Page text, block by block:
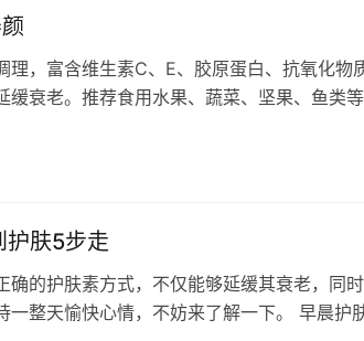
理，富含维生素C、E、胶原蛋白、抗氧化物
缓衰老。推荐食用水果、蔬菜、坚果、鱼类
护肤5步走
确的护肤素方式，不仅能够延缓其衰老，同
一整天愉快心情，不妨来了解一下。 早晨护